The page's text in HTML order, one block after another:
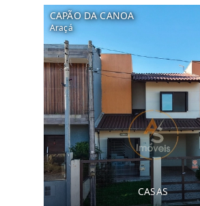
CAPÃO DA CANOA
Araçá
CASAS